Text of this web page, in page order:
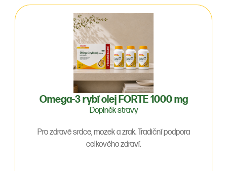
Omega-3 rybí olej FORTE 1000 mg
Doplněk stravy
Pro zdravé srdce, mozek a zrak. Tradiční podpora
celkového zdraví.